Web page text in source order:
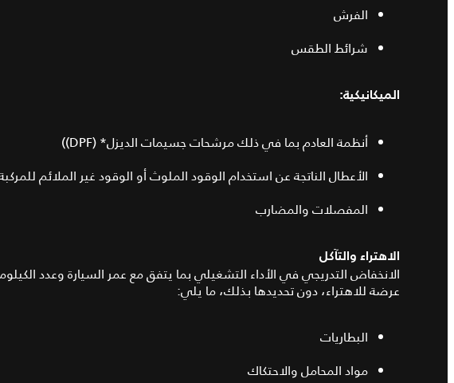
الفرش
شرائط الطقس
الميكانيكية:
أنظمة العادم بما في ذلك مرشحات جسيمات الديزل* (DPF))
الأعطال الناتجة عن استخدام الوقود الملوث أو الوقود غير الملائم
المفصلات والمضارب
الاهتراء والتآكل
الانخفاض التدريجي في الأداء التشغيلي بما يتفق مع عمر السيارة وعدد
عرضة للاهتراء، دون تحديدها بذلك، ما يلي:
البطاريات
مواد المحامل والاحتكاك